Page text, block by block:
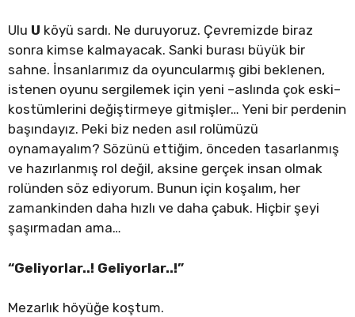
Ulu U köyü sardı. Ne duruyoruz. Çevremizde biraz
sonra kimse kalmayacak. Sanki burası büyük bir
sahne. İnsanlarımız da oyuncularmış gibi beklenen,
istenen oyunu sergilemek için yeni –aslında çok eski–
kostümlerini değiştirmeye gitmişler… Yeni bir perdenin
başındayız. Peki biz neden asıl rolümüzü
oynamayalım? Sözünü ettiğim, önceden tasarlanmış
ve hazırlanmış rol değil, aksine gerçek insan olmak
rolünden söz ediyorum. Bunun için koşalım, her
zamankinden daha hızlı ve daha çabuk. Hiçbir şeyi
şaşırmadan ama…
“Geliyorlar..! Geliyorlar..!”
Mezarlık höyüğe koştum.